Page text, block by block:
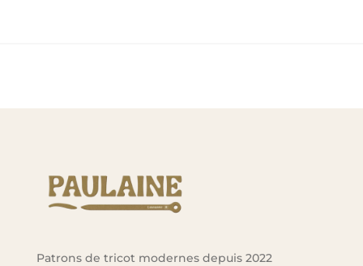
Patrons de tricot modernes depuis 2022